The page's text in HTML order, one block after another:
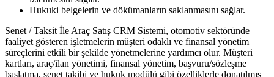
Hukuki belgelerin ve dökümanların saklanmasını sağlar.
Senet / Taksit İle Araç Satış CRM Sistemi, otomotiv sektöründe
faaliyet gösteren işletmelerin müşteri odaklı ve finansal yönetim
süreçlerini etkili bir şekilde yönetmelerine yardımcı olur. Müşteri
kartları, araç/ilan yönetimi, finansal yönetim, başvuru/sözleşme
başlatma, senet takibi ve hukuk modülü gibi özelliklerle donatılmış